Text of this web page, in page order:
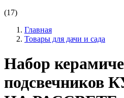
(17)
Главная
Товары для дачи и сада
Набор